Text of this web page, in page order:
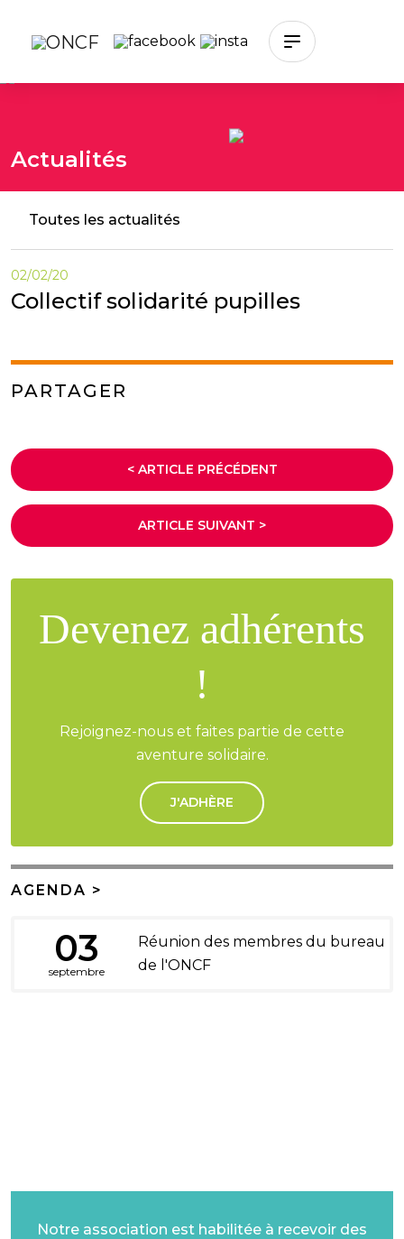
Actualités
Toutes les actualités
02/02/20
Collectif solidarité pupilles
PARTAGER
< ARTICLE PRÉCÉDENT
ARTICLE SUIVANT >
Devenez adhérents
!
Rejoignez-nous et faites partie de cette
aventure solidaire.
J'ADHÈRE
AGENDA >
03
septembre
Réunion des membres du bureau
de l'ONCF
Notre association est habilitée à recevoir des